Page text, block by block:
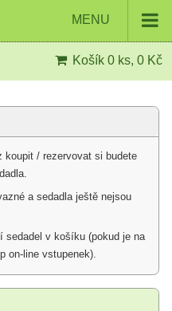
MENU
Košík 0 ks, 0 Kč
koupit / rezervovat si budete
a sedadla ještě nejsou
sedadel v košíku (pokud je na
on-line vstupenek).